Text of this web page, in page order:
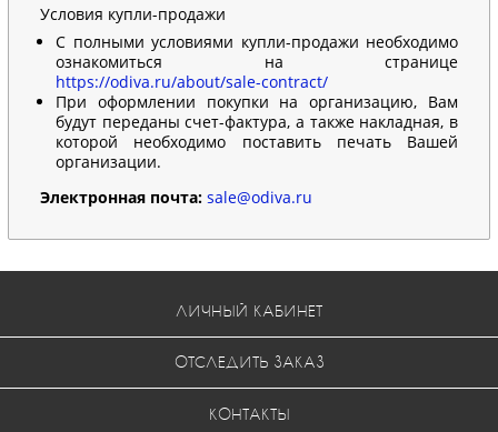
Условия купли-продажи
С полными условиями купли-продажи необходимо
ознакомиться на странице
https://odiva.ru/about/sale-contract/
При оформлении покупки на организацию, Вам
будут переданы счет-фактура, а также накладная, в
которой необходимо поставить печать Вашей
организации.
Электронная почта: sale@odiva.ru
ЛИЧНЫЙ КАБИНЕТ
ОТСЛЕДИТЬ ЗАКАЗ
КОНТАКТЫ